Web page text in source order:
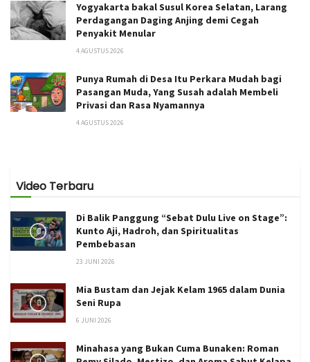
Yogyakarta bakal Susul Korea Selatan, Larang
Perdagangan Daging Anjing demi Cegah
Penyakit Menular
4 AGUSTUS 2026
Punya Rumah di Desa Itu Perkara Mudah bagi
Pasangan Muda, Yang Susah adalah Membeli
Privasi dan Rasa Nyamannya
4 AGUSTUS 2026
Video Terbaru
Di Balik Panggung “Sebat Dulu Live on Stage”:
Kunto Aji, Hadroh, dan Spiritualitas
Pembebasan
23 JUNI 2026
Mia Bustam dan Jejak Kelam 1965 dalam Dunia
Seni Rupa
6 JUNI 2026
Minahasa yang Bukan Cuma Bunaken: Roman